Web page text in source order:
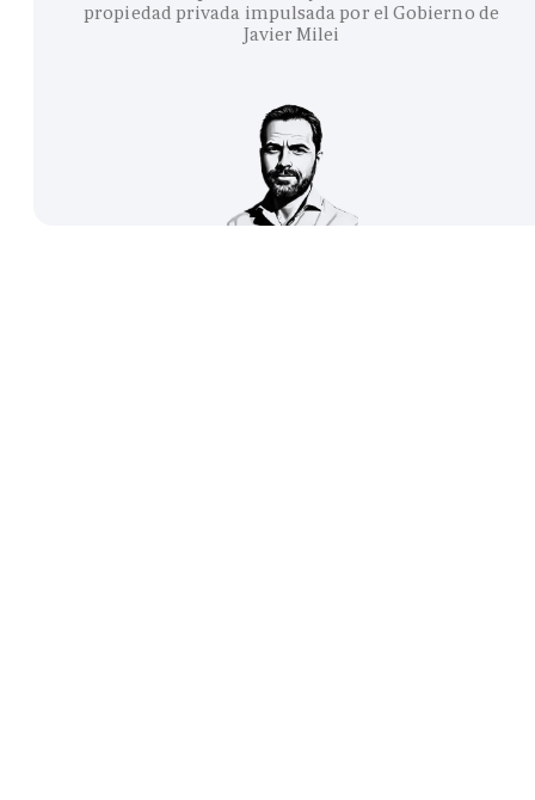
propiedad privada impulsada por el Gobierno de
Javier Milei